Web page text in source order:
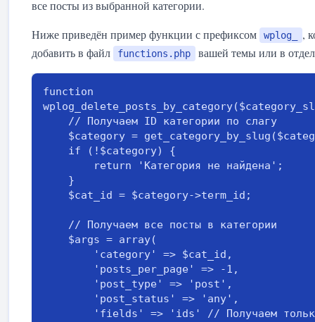
все посты из выбранной категории.
Ниже приведён пример функции с префиксом
wplog_
,
добавить в файл
functions.php вашей темы или в
function